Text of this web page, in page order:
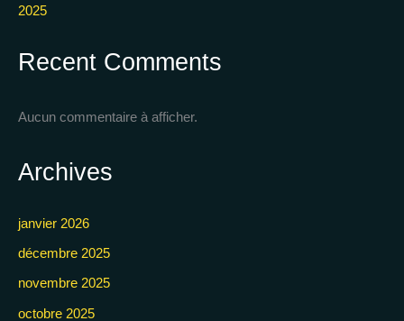
2025
Recent Comments
Aucun commentaire à afficher.
Archives
janvier 2026
décembre 2025
novembre 2025
octobre 2025